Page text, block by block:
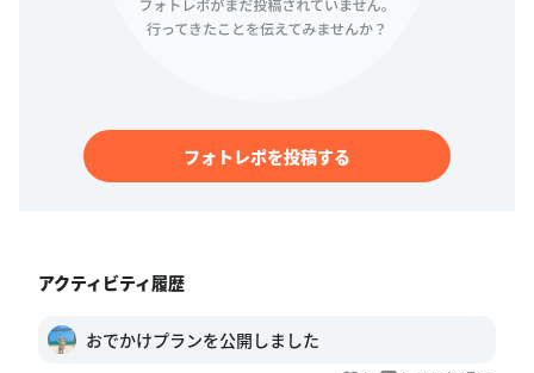
フォトレポを投稿する
アクティビティ履歴
おでかけプランを公開しました